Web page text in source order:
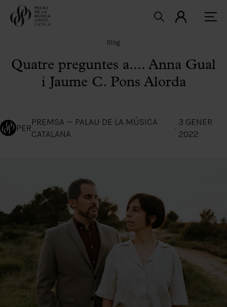
Blog
Quatre preguntes a.... Anna Gual
i Jaume C. Pons Alorda
PER
PREMSA — PALAU DE LA MÚSICA
CATALANA
·
3 GENER
2022